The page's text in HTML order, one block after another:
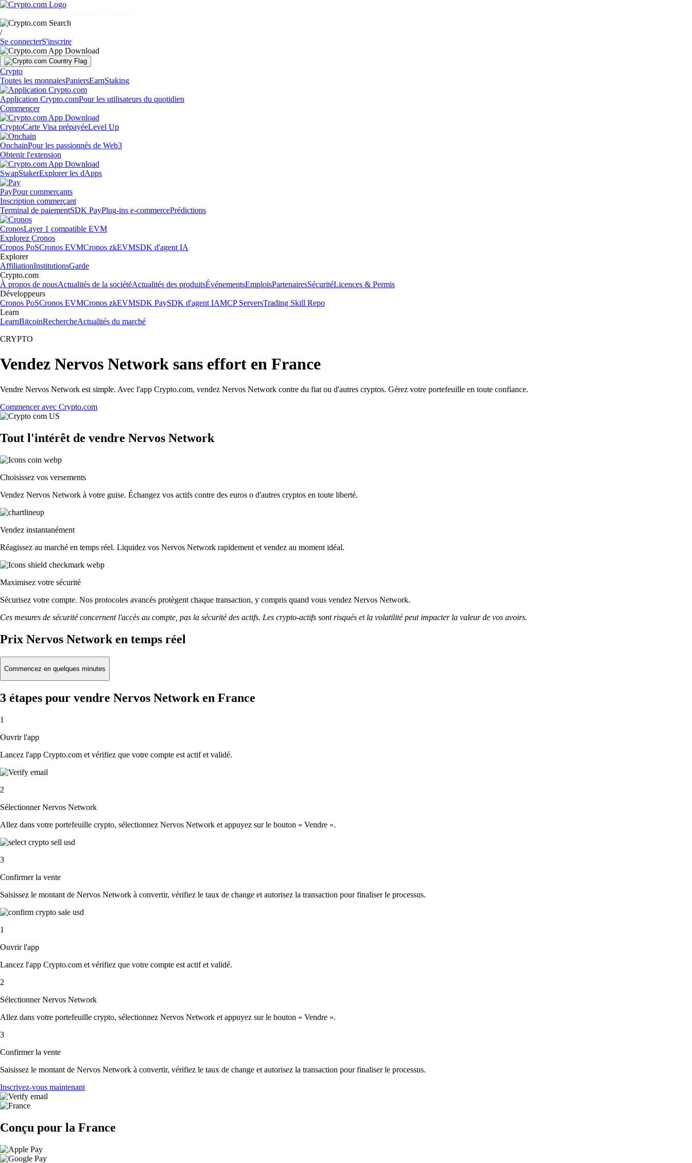
/
Se connecterS'inscrire
Crypto
Toutes les monnaiesPaniersEarnStaking
Application Crypto.comPour les utilisateurs du quotidien
Commencer
CryptoCarte Visa prépayéeLevel Up
OnchainPour les passionnés de Web3
Obtenir l'extension
SwapStakerExplorer les dApps
PayPour commerçants
Inscription commerçant
Terminal de paiementSDK PayPlug-ins e-commercePrédictions
CronosLayer 1 compatible EVM
Explorez Cronos
Cronos PoSCronos EVMCronos zkEVMSDK d'agent IA
Explorer
AffiliationInstitutionsGarde
Crypto.com
À propos de nousActualités de la sociétéActualités des produitsÉvénementsEmploisPartenairesSécuritéLicences & Permis
Développeurs
Cronos PoSCronos EVMCronos zkEVMSDK PaySDK d'agent IAMCP ServersTrading Skill Repo
Learn
LearnBitcoinRechercheActualités du marché
CRYPTO
Vendez Nervos Network sans effort en France
Vendre Nervos Network est simple. Avec l'app Crypto.com, vendez Nervos Network contre du fiat ou d'autres cryptos. Gérez votre portefeuille en toute confiance.
Commencer avec Crypto.com
Tout l'intérêt de vendre Nervos Network
Choisissez vos versements
Vendez Nervos Network à votre guise. Échangez vos actifs contre des euros o d'autres cryptos en toute liberté.
Vendez instantanément
Réagissez au marché en temps réel. Liquidez vos Nervos Network rapidement et vendez au moment idéal.
Maximisez votre sécurité
Sécurisez votre compte. Nos protocoles avancés protègent chaque transaction, y compris quand vous vendez Nervos Network.
Ces mesures de sécurité concernent l'accès au compte, pas la sécurité des actifs. Les crypto-actifs sont risqués et la volatilité peut impacter la valeur de vos avoirs.
Prix Nervos Network en temps réel
Commencez en quelques minutes
3 étapes pour vendre Nervos Network en France
1
Ouvrir l'app
Lancez l'app Crypto.com et vérifiez que votre compte est actif et validé.
2
Sélectionner Nervos Network
Allez dans votre portefeuille crypto, sélectionnez Nervos Network et appuyez sur le bouton « Vendre ».
3
Confirmer la vente
Saisissez le montant de Nervos Network à convertir, vérifiez le taux de change et autorisez la transaction pour finaliser le processus.
1
Ouvrir l'app
Lancez l'app Crypto.com et vérifiez que votre compte est actif et validé.
2
Sélectionner Nervos Network
Allez dans votre portefeuille crypto, sélectionnez Nervos Network et appuyez sur le bouton « Vendre ».
3
Confirmer la vente
Saisissez le montant de Nervos Network à convertir, vérifiez le taux de change et autorisez la transaction pour finaliser le processus.
Inscrivez-vous maintenant
Conçu pour la France